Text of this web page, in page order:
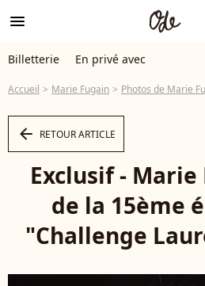
menu
Billetterie En privé avec
Accueil Marie Fugain Photos de Marie
arrow_left RETOUR ARTICLE
Exclusif -
de la 15ème
"Challenge